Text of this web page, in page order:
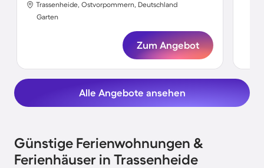
Trassenheide, Ostvorpommern, Deutschland
Garten
Zum Angebot
Alle Angebote ansehen
Günstige Ferienwohnungen &
Ferienhäuser in Trassenheide